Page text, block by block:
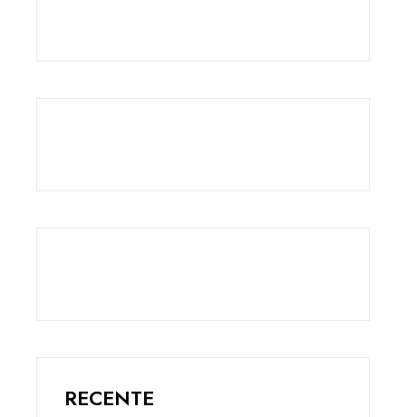
RECENTE